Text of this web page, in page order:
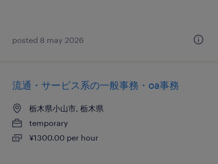
posted 8 may 2026
流通・サービス系の一般事務・oa事務
栃木県小山市, 栃木県
temporary
¥1300.00 per hour